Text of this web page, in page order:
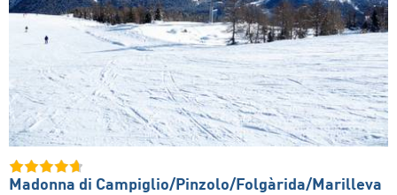
Madonna di Campiglio/​Pinzolo/​Folgàrida/​Marilleva